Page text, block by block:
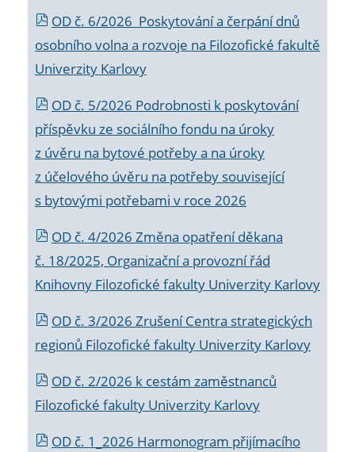
OD č. 6/2026 Poskytování a čerpání dnů
osobního volna a rozvoje na Filozofické fakultě
Univerzity Karlovy
OD č. 5/2026 Podrobnosti k poskytování
příspěvku ze sociálního fondu na úroky
z úvěru na bytové potřeby a na úroky
z účelového úvěru na potřeby související
s bytovými potřebami v roce 2026
OD č. 4/2026 Změna opatření děkana
č. 18/2025, Organizační a provozní řád
Knihovny Filozofické fakulty Univerzity Karlovy
OD č. 3/2026 Zrušení Centra strategických
regionů Filozofické fakulty Univerzity Karlovy
OD č. 2/2026 k cestám zaměstnanců
Filozofické fakulty Univerzity Karlovy
OD č. 1_2026 Harmonogram přijímacího